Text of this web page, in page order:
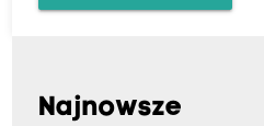
Najnowsze